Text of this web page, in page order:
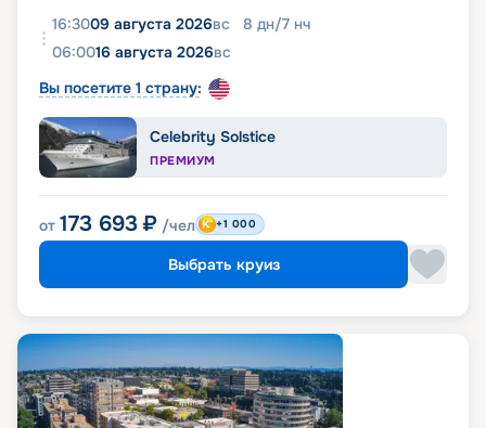
16:3009 августа 2026вс 8 дн/7 нч
06:0016 августа 2026вс
Вы посетите 1 страну:
Celebrity Solstice
ПРЕМИУМ
от 173 693 ₽ /чел +1 000
Выбрать круиз